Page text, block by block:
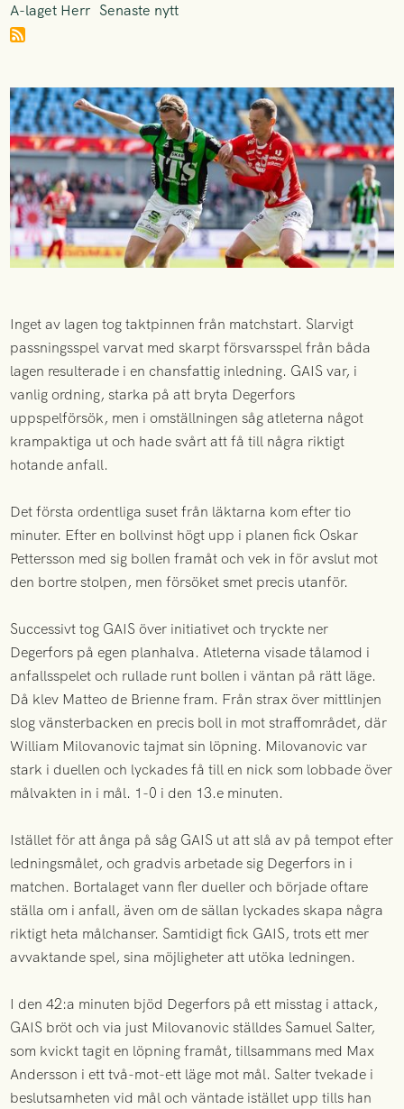
A-laget Herr Senaste nytt
Inget av lagen tog taktpinnen från matchstart. Slarvigt
passningsspel varvat med skarpt försvarsspel från båda
lagen resulterade i en chansfattig inledning. GAIS var, i
vanlig ordning, starka på att bryta Degerfors
uppspelförsök, men i omställningen såg atleterna något
krampaktiga ut och hade svårt att få till några riktigt
hotande anfall.
Det första ordentliga suset från läktarna kom efter tio
minuter. Efter en bollvinst högt upp i planen fick Oskar
Pettersson med sig bollen framåt och vek in för avslut mot
den bortre stolpen, men försöket smet precis utanför.
Successivt tog GAIS över initiativet och tryckte ner
Degerfors på egen planhalva. Atleterna visade tålamod i
anfallsspelet och rullade runt bollen i väntan på rätt läge.
Då klev Matteo de Brienne fram. Från strax över mittlinjen
slog vänsterbacken en precis boll in mot straffområdet, där
William Milovanovic tajmat sin löpning. Milovanovic var
stark i duellen och lyckades få till en nick som lobbade över
målvakten in i mål. 1-0 i den 13.e minuten.
Istället för att ånga på såg GAIS ut att slå av på tempot efter
ledningsmålet, och gradvis arbetade sig Degerfors in i
matchen. Bortalaget vann fler dueller och började oftare
ställa om i anfall, även om de sällan lyckades skapa några
riktigt heta målchanser. Samtidigt fick GAIS, trots ett mer
avvaktande spel, sina möjligheter att utöka ledningen.
I den 42:a minuten bjöd Degerfors på ett misstag i attack,
GAIS bröt och via just Milovanovic ställdes Samuel Salter,
som kvickt tagit en löpning framåt, tillsammans med Max
Andersson i ett två-mot-ett läge mot mål. Salter tvekade i
beslutsamheten vid mål och väntade istället upp tills han